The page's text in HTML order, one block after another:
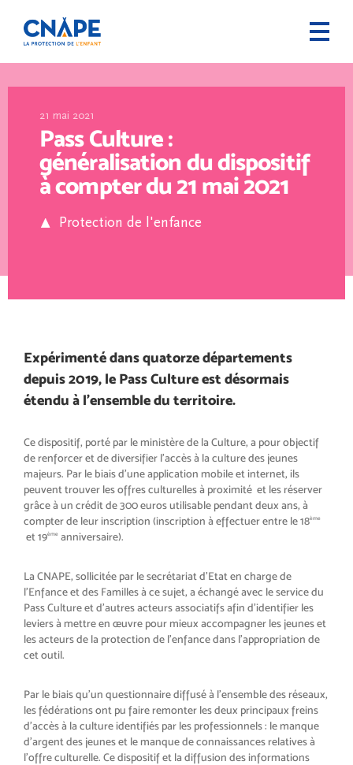
21 mai 2021
Pass Culture :
généralisation du dispositif
à compter du 21 mai 2021
Protection de l'enfance
Expérimenté dans quatorze départements
depuis 2019, le Pass Culture est désormais
étendu à l’ensemble du territoire.
Ce dispositif, porté par le ministère de la Culture, a pour objectif
de renforcer et de diversifier l’accès à la culture des jeunes
majeurs. Par le biais d’une application mobile et internet, ils
peuvent trouver les offres culturelles à proximité et les réserver
grâce à un crédit de 300 euros utilisable pendant deux ans, à
compter de leur inscription (inscription à effectuer entre le 18ème
et 19ème anniversaire).
La CNAPE, sollicitée par le secrétariat d’Etat en charge de
l’Enfance et des Familles à ce sujet, a échangé avec le service du
Pass Culture et d’autres acteurs associatifs afin d’identifier les
leviers à mettre en œuvre pour mieux accompagner les jeunes et
les acteurs de la protection de l’enfance dans l’appropriation de
cet outil.
Par le biais qu’un questionnaire diffusé à l’ensemble des réseaux,
les fédérations ont pu faire remonter les deux principaux freins
d’accès à la culture identifiés par les professionnels : le manque
d’argent des jeunes et le manque de connaissances relatives à
l’offre culturelle. Ce dispositif et la diffusion des informations